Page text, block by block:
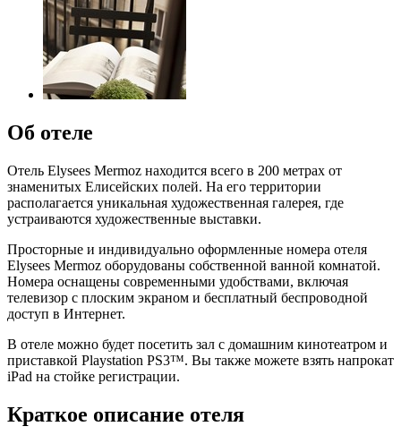
Об отеле
Отель Elysees Mermoz находится всего в 200 метрах от
знаменитых Елисейских полей. На его территории
располагается уникальная художественная галерея, где
устраиваются художественные выставки.
Просторные и индивидуально оформленные номера отеля
Elysees Mermoz оборудованы собственной ванной комнатой.
Номера оснащены современными удобствами, включая
телевизор с плоским экраном и бесплатный беспроводной
доступ в Интернет.
В отеле можно будет посетить зал с домашним кинотеатром и
приставкой Playstation PS3™. Вы также можете взять напрокат
iPad на стойке регистрации.
Краткое описание отеля